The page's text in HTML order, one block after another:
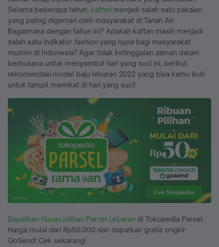
Selama beberapa tahun, kaftan menjadi salah satu pakaian
yang paling digemari oleh masyarakat di Tanah Air.
Bagaimana dengan tahun ini? Apakah kaftan masih menjadi
salah satu indikator fashionyang hype bagi masyarakat
muslim di Indonesia? Agar tidak ketinggalan zaman dalam
berbusana untuk menyambut hari yang suci ini, berikut
rekomendasi model baju lebaran 2022 yang bisa kamu ikuti
untuk tampil memikat di hari yang suci!
Dapatkan ribuan pilihan Parcel Lebaran di Tokopedia Parsel.
Harga mulai dari Rp50.000 dan dapatkan gratis ongkir
GoSend! Cek sekarang!